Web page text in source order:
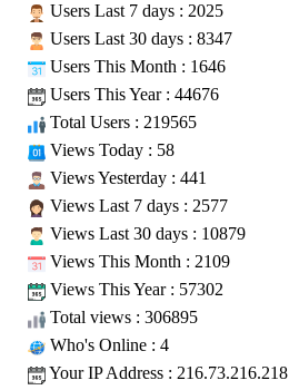
Users Last 7 days : 2025
Users Last 30 days : 8347
Users This Month : 1646
Users This Year : 44676
Total Users : 219565
Views Today : 58
Views Yesterday : 441
Views Last 7 days : 2577
Views Last 30 days : 10879
Views This Month : 2109
Views This Year : 57302
Total views : 306895
Who's Online : 4
Your IP Address : 216.73.216.218